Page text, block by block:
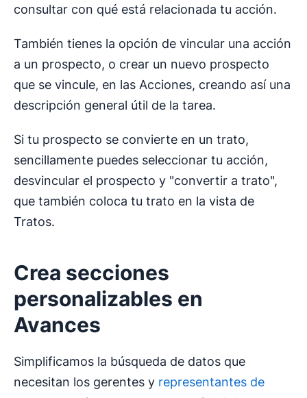
consultar con qué está relacionada tu acción.
También tienes la opción de vincular una acción
a un prospecto, o crear un nuevo prospecto
que se vincule, en las Acciones, creando así una
descripción general útil de la tarea.
Si tu prospecto se convierte en un trato,
sencillamente puedes seleccionar tu acción,
desvincular el prospecto y "convertir a trato",
que también coloca tu trato en la vista de
Tratos.
Crea secciones
personalizables en
Avances
Simplificamos la búsqueda de datos que
necesitan los gerentes y representantes de